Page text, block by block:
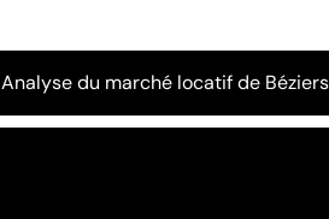
Analyse du marché locatif de Béziers